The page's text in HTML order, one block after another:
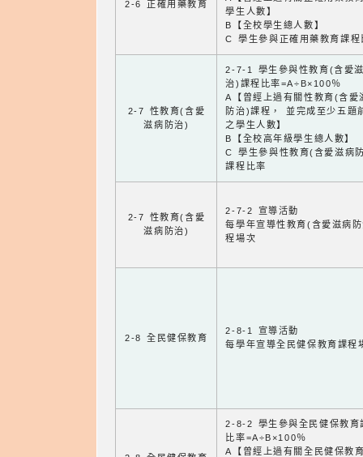
2-6 正確用藥教育
學生人數】
B【全校學生總人數】
C 學生參與正確用藥教育課程
2-7 性教育(含愛
滋病防治)
2-7-1 學生參與性教育(含愛
治)課程比率=A÷B×100％
A【曾經上過有關性教育(含愛
防治)課程， 並完成至少五題
之學生人數】
B【全校高年級學生總人數】
C 學生參與性教育(含愛滋病
課程比率
2-7 性教育(含愛
滋病防治)
2-7-2 宣導活動
每學年宣導性教育(含愛滋病
程場次
2-8 全民健保教育
2-8-1 宣導活動
每學年宣導全民健保教育課程
2-8-2 學生參與全民健保教育
比率=A÷B×100％
A【曾經上過有關全民健保教